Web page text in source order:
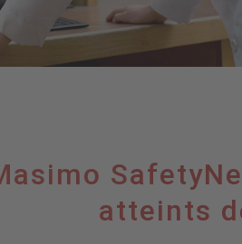
atteints